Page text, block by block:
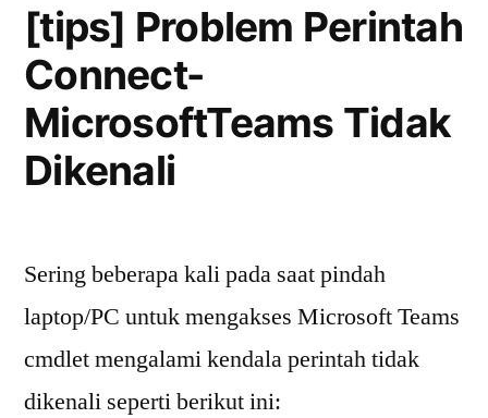
Direct
[tips] Problem Perintah
Connect-
MicrosoftTeams Tidak
Dikenali
Sering beberapa kali pada saat pindah
laptop/PC untuk mengakses Microsoft Teams
cmdlet mengalami kendala perintah tidak
dikenali seperti berikut ini: